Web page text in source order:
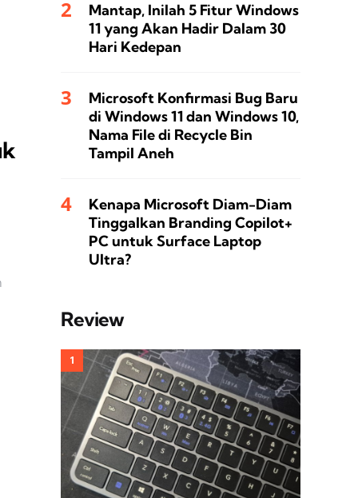
Mantap, Inilah 5 Fitur Windows
11 yang Akan Hadir Dalam 30
Hari Kedepan
Microsoft Konfirmasi Bug Baru
di Windows 11 dan Windows 10,
Nama File di Recycle Bin
Tampil Aneh
Kenapa Microsoft Diam-Diam
Tinggalkan Branding Copilot+
PC untuk Surface Laptop
Ultra?
Review